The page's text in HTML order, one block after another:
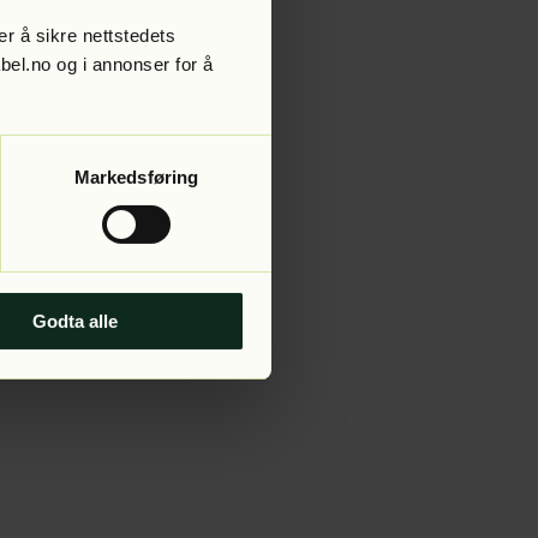
å sikre nettstedets
og i annonser for å
Markedsføring
Godta alle